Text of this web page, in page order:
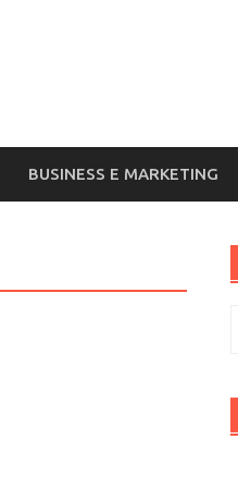
BUSINESS E MARKETING